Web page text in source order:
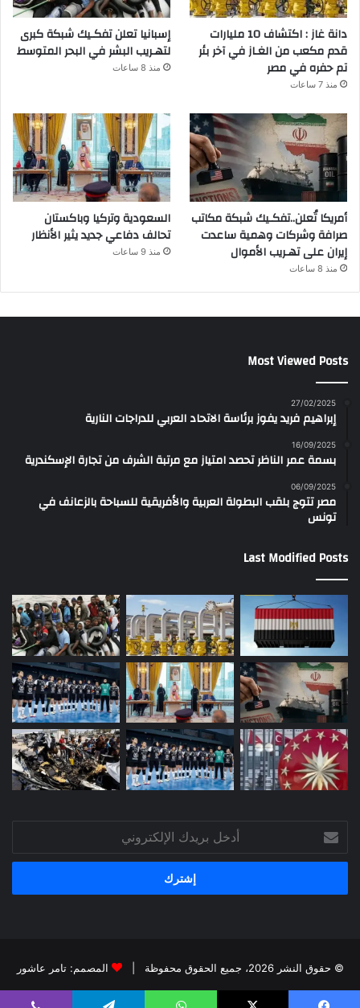
دانة غاز : اكتشاف 10 مليارات
قدم مكعب من الغـاز في آخر بئر
تم حفره في مصر
منذ 7 ساعات
إسبانيا تعلن تفكـيك شبكة كبرى
لتهـريب البشر في البحر المتوسط
منذ 8 ساعات
أمريكا تُعلن..تفكـيك شبكة مكاتب
صرافة وشركات وهمية ساعدت
إيران على تهـريب الأموال
منذ 8 ساعات
السعودية وتركيا وباكستان
تحالف دفاعي جديد يثير الأنظار
منذ 9 ساعات
Most Viewed Posts
27/02/2025
إبراهيم فريد يفوز برئاسة الاتحاد العربي للدراجات النارية
16/09/2025
بسمة عمر الناظر تحصد امتياز مع مرتبة الشرف من تجارة الإسكندرية
06/09/2025
مصر تتوج بلقب البطولة العربية والأفريقية للسباحة بالزعانف في
تونس
Last Modified Posts
بريدك
الإلكتروني
© حقوق النشر 2026، جميع الحقوق محفوظة | المصمم: تامر عاشور